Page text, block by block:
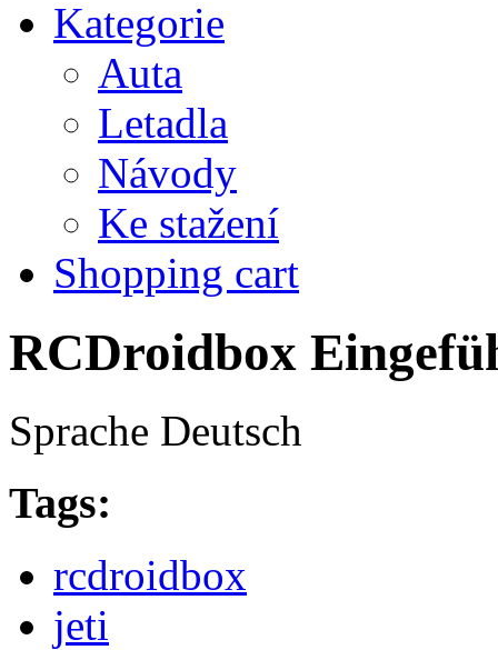
Kategorie
Auta
Letadla
Návody
Ke stažení
Shopping cart
RCDroidbox
Sprache Deutsch
Tags:
rcdroidbox
jeti